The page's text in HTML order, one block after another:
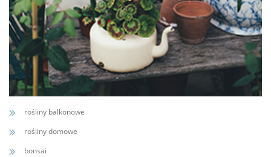
rośliny balkonowe
rośliny domowe
bonsai